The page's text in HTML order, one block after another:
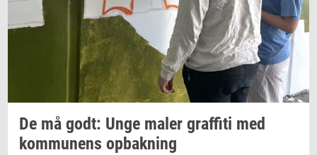
De må godt: Unge maler graf­fi­ti med
kom­mu­nens op­bak­ning